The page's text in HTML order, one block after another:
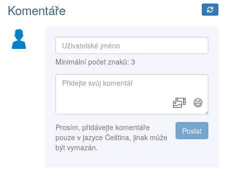
Komentáře
Minimální počet znaků: 3
😄
Poslat
Prosím, přidávejte komentáře
pouze v jazyce Čeština, jinak může
být vymazán.